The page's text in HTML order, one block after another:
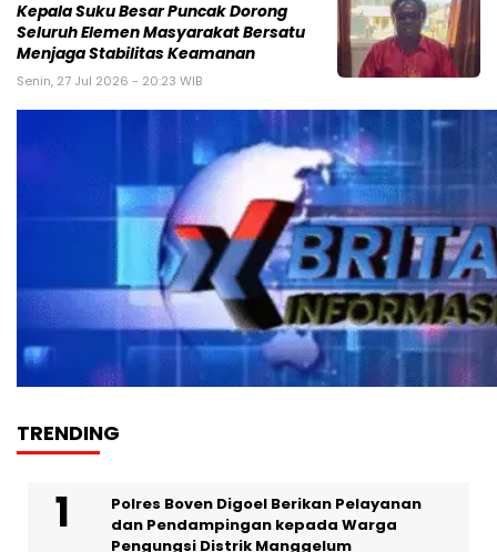
Kepala Suku Besar Puncak Dorong
Seluruh Elemen Masyarakat Bersatu
Menjaga Stabilitas Keamanan
Senin, 27 Jul 2026 - 20:23 WIB
TRENDING
Polres Boven Digoel Berikan Pelayanan
dan Pendampingan kepada Warga
Pengungsi Distrik Manggelum